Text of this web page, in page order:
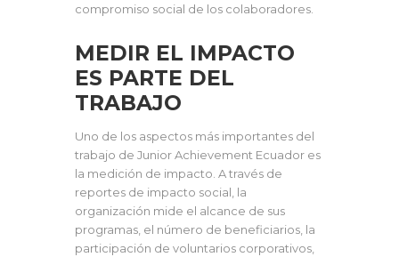
compromiso social de los colaboradores.
MEDIR EL IMPACTO
ES PARTE DEL
TRABAJO
Uno de los aspectos más importantes del
trabajo de Junior Achievement Ecuador es
la medición de impacto. A través de
reportes de impacto social, la
organización mide el alcance de sus
programas, el número de beneficiarios, la
participación de voluntarios corporativos,